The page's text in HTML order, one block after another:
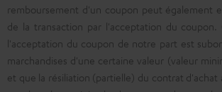
remboursement d'un coupon peut également
de la transaction par l'acceptation du coupon.
l'acceptation du coupon de notre part est
marchandises d'une certaine valeur (valeur
et que la résiliation (partielle) du contrat d'achat